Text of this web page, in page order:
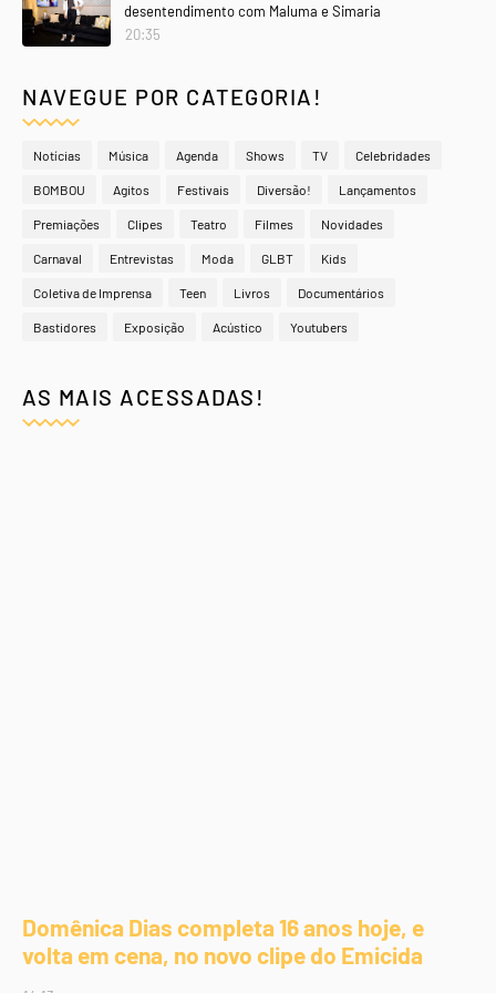
desentendimento com Maluma e Simaria
20:35
NAVEGUE POR CATEGORIA!
Notícias Música Agenda Shows TV Celebridades
BOMBOU Agitos Festivais Diversão! Lançamentos
Premiações Clipes Teatro Filmes Novidades
Carnaval Entrevistas Moda GLBT Kids
Coletiva de Imprensa Teen Livros Documentários
Bastidores Exposição Acústico Youtubers
AS MAIS ACESSADAS!
Domênica Dias completa 16 anos hoje, e
volta em cena, no novo clipe do Emicida